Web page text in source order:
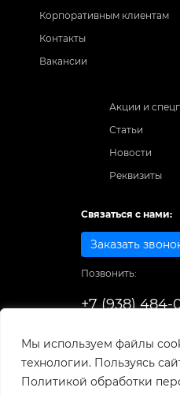
Мы используем файлы
технологии. Пользуясь
Политикой обработки
Корпоративным клиентам
Контакты
Вакансии
Акции и
Статьи
Новости
Реквизиты
Связаться с нами:
Заказать
Позвонить:
+7 (938) 484-
©